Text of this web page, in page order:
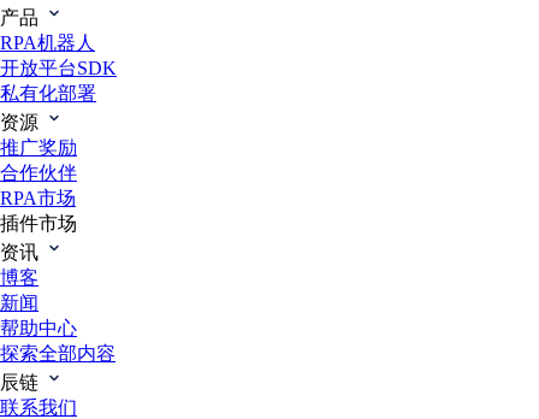
产品
RPA机器人
开放平台SDK
私有化部署
资源
推广奖励
合作伙伴
RPA市场
插件市场
资讯
博客
新闻
帮助中心
探索全部内容
辰链
联系我们